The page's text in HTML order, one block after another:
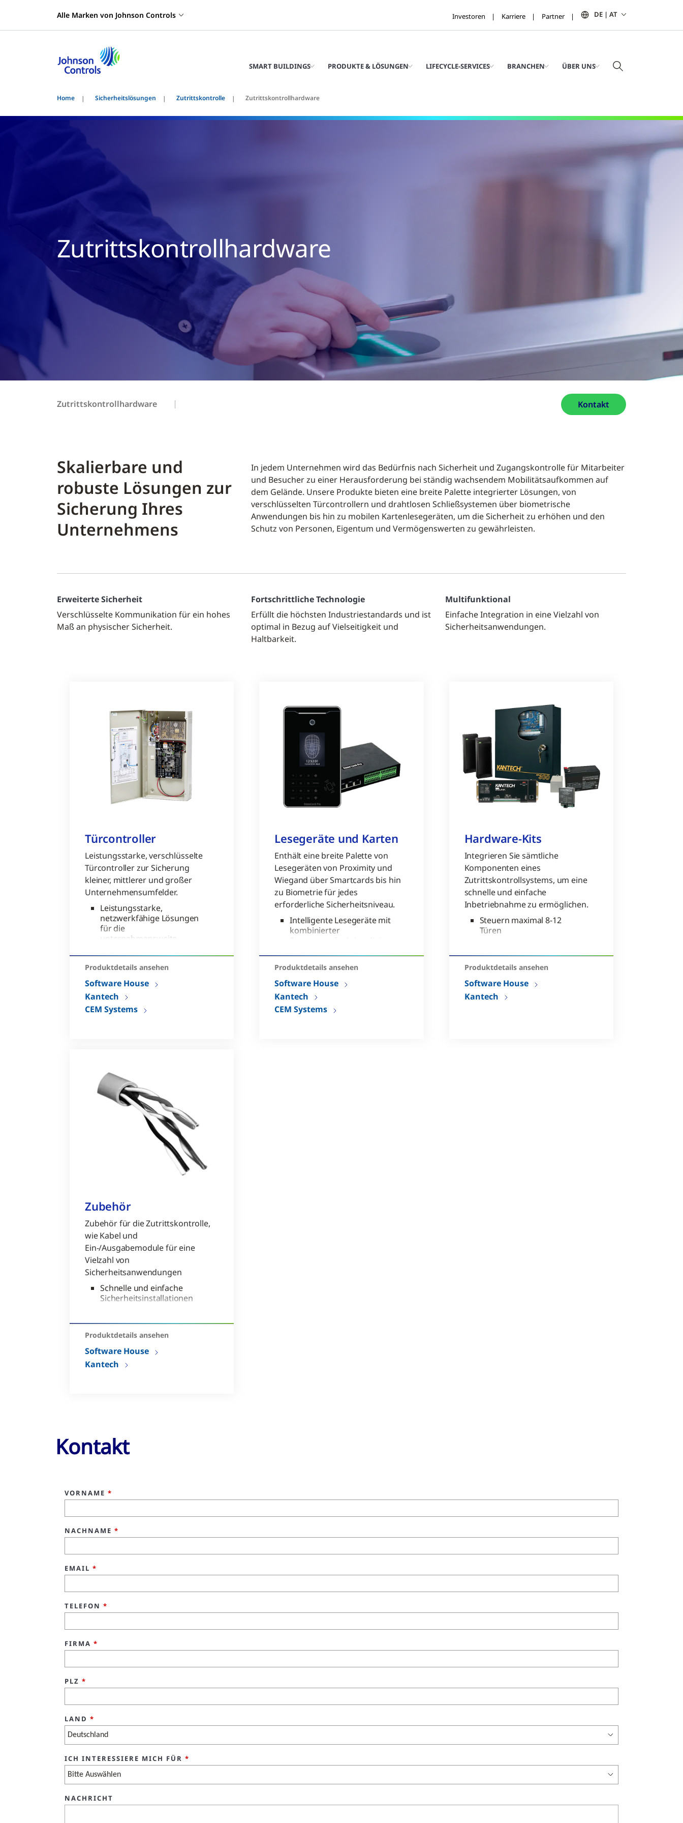
Alle Marken von Johnson Controls Investoren Karriere Partner DE | AT
SMART BUILDINGS PRODUKTE & LÖSUNGEN LIFECYCLE-SERVICES BRANCHEN ÜBER UNS
Home Sicherheitslösungen Zutrittskontrolle Zutrittskontrollhardware
Zutrittskontrollhardware
Zutrittskontrollhardware Kontakt
Skalierbare und
robuste Lösungen zur
Sicherung Ihres
Unternehmens
In jedem Unternehmen wird das Bedürfnis nach Sicherheit und Zugangskontrolle für Mitarbeiter
und Besucher zu einer Herausforderung bei ständig wachsendem Mobilitätsaufkommen auf
dem Gelände. Unsere Produkte bieten eine breite Palette integrierter Lösungen, von
verschlüsselten Türcontrollern und drahtlosen Schließsystemen über biometrische
Anwendungen bis hin zu mobilen Kartenlesegeräten, um die Sicherheit zu erhöhen und den
Schutz von Personen, Eigentum und Vermögenswerten zu gewährleisten.
Erweiterte Sicherheit
Verschlüsselte Kommunikation für ein hohes
Maß an physischer Sicherheit.
Fortschrittliche Technologie
Erfüllt die höchsten Industriestandards und ist
optimal in Bezug auf Vielseitigkeit und
Haltbarkeit.
Multifunktional
Einfache Integration in eine Vielzahl von
Sicherheitsanwendungen.
Türcontroller
Leistungsstarke, verschlüsselte
Türcontroller zur Sicherung
kleiner, mittlerer und großer
Unternehmensumfelder.
Leistungsstarke,
netzwerkfähige Lösungen
für die
unternehmensweite
Enthält erweiterte
Türüberwachung und Anti-
Passback-Funktionen
Hohe Verschlüsselungs-
Produktdetails ansehen
Software House
Kantech
CEM Systems
Lesegeräte und Karten
Enthält eine breite Palette von
Lesegeräten von Proximity und
Wiegand über Smartcards bis hin
zu Biometrie für jedes
erforderliche Sicherheitsniveau.
Intelligente Lesegeräte mit
kombinierter
Biometrische Technologie
für
Smartcard-Lesegeräte und
Mobilzugriffs-Lesegeräte
lieferbar
Produktdetails ansehen
Software House
Kantech
CEM Systems
Hardware-Kits
Integrieren Sie sämtliche
Komponenten eines
Zutrittskontrollsystems, um eine
schnelle und einfache
Inbetriebnahme zu ermöglichen.
Steuern maximal 8-12
Türen
Starterpacks für ein
komplettes
Ermöglichen die
Erweiterung in Schritte von
Produktdetails ansehen
Software House
Kantech
Zubehör
Zubehör für die Zutrittskontrolle,
wie Kabel und
Ein-/Ausgabemodule für eine
Vielzahl von
Sicherheitsanwendungen
Schnelle und einfache
Sicherheitsinstallationen
primären Komponenten
der Zutrittskontrolle
Einfach zu installieren und
kostengünstig
Produktdetails ansehen
Software House
Kantech
Kontakt
VORNAME *
NACHNAME *
EMAIL *
TELEFON *
FIRMA *
PLZ *
LAND *
ICH INTERESSIERE MICH FÜR *
NACHRICHT